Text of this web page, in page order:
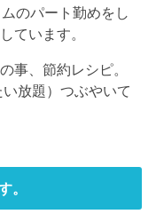
のパート勤めをし
ています。
事、節約レシピ。
放題）つぶやいて
。